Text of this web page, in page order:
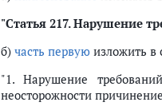
"Статья 217.Нарушение
б) часть первую изложить
"1. Нарушение
неосторожности